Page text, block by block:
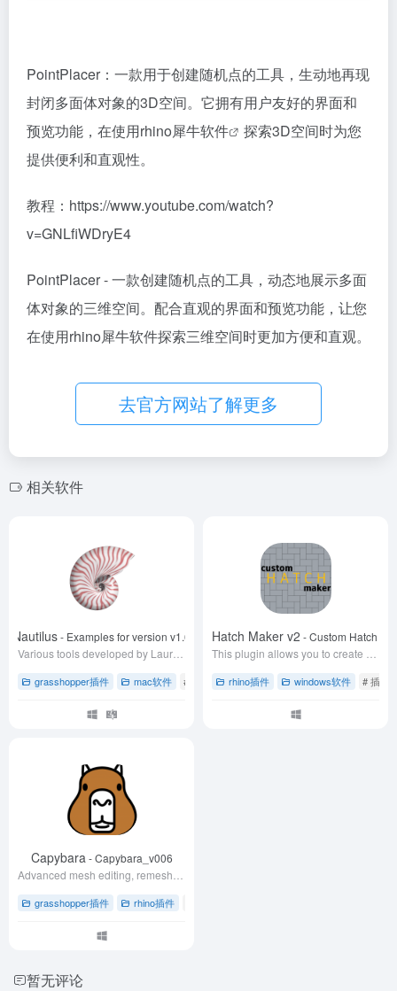
PointPlacer：一款用于创建随机点的工具，生动地再现
封闭多面体对象的3D空间。它拥有用户友好的界面和
预览功能，在使用rhino犀牛软件
探索3D空间时为您
提供便利和直观性。
教程：https://www.youtube.com/watch?
v=GNLfiWDryE4
PointPlacer - 一款创建随机点的工具，动态地展示多面
体对象的三维空间。配合直观的界面和预览功能，让您
在使用rhino犀牛软件探索三维空间时更加方便和直观。
去官方网站了解更多
相关软件
Nautilus- Examples for version v1.6
grasshopper插件 mac软件 # grasshopper草蜢插件 # Nautilus插件 #
Custom Hatch Maker v2 - Custom Hatch
rhino插件 windows软件 # 插件
Capybara - Capybara_v006
grasshopper插件 rhino插件
暂无评论